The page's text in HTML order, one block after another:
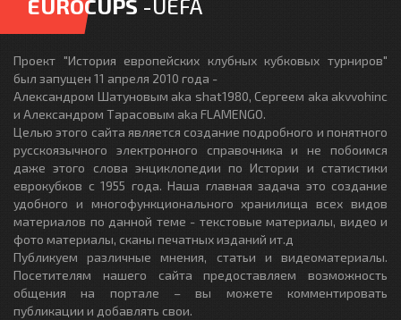
EUROCUPS -UEFA
Проект "История европейских клубных кубковых турниров"
был запущен 11 апреля 2010 года -
Александром Шатуновым aka shat1980, Сергеем aka akvvohinc
и Александром Тарасовым aka FLAMENGO.
Целью этого сайта является создание подробного и понятного
русскоязычного электронного справочника и не побоимся
даже этого слова энциклопедии по Истории и статистики
еврокубков с 1955 года. Наша главная задача это создание
удобного и многофункционального хранилища всех видов
материалов по данной теме - текстовые материалы, видео и
фото материалы, сканы печатных изданий ит.д
Публикуем различные мнения, статьи и видеоматериалы.
Посетителям нашего сайта предоставляем возможность
общения на портале – вы можете комментировать
публикации и добавлять свои.